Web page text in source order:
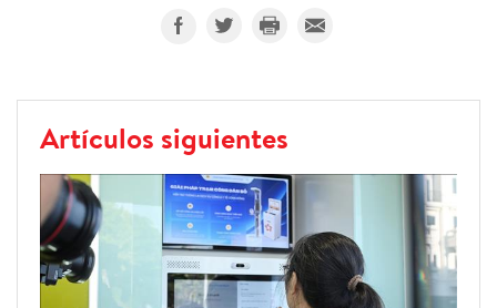
Artículos siguientes